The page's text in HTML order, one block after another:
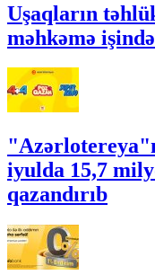
Uşaqların
məhkəmə
iyulda 15,7
qazandırıb